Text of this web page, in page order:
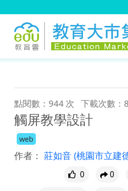
點閱數：944 次 下載次數：
觸屏教學設計
web
作者： 莊如音 (桃園市立建
0 0